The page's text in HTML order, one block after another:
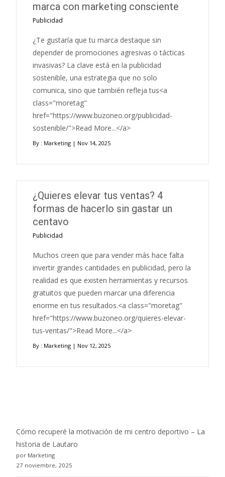
marca con marketing consciente
Publicidad
¿Te gustaría que tu marca destaque sin
depender de promociones agresivas o tácticas
invasivas? La clave está en la publicidad
sostenible, una estrategia que no solo
comunica, sino que también refleja tus<a
class="moretag"
href="https://www.buzoneo.org/publicidad-
sostenible/">Read More...</a>
By : Marketing | Nov 14, 2025
¿Quieres elevar tus ventas? 4
formas de hacerlo sin gastar un
centavo
Publicidad
Muchos creen que para vender más hace falta
invertir grandes cantidades en publicidad, pero la
realidad es que existen herramientas y recursos
gratuitos que pueden marcar una diferencia
enorme en tus resultados.<a class="moretag"
href="https://www.buzoneo.org/quieres-elevar-
tus-ventas/">Read More...</a>
By : Marketing | Nov 12, 2025
Cómo recuperé la motivación de mi centro deportivo – La
historia de Lautaro
por Marketing
27 noviembre, 2025